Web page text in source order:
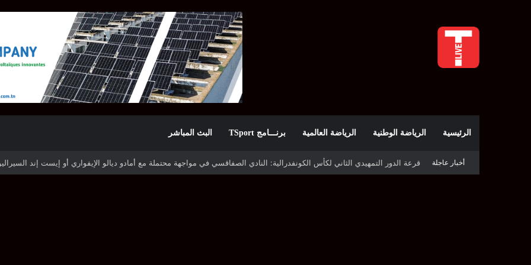
الرئيسية الرياضة الوطنية الرياضة العالمية برنـــامج TSport البث المباشر
أخبار عاجلة قرعة كأس الكونفدرالية: النادي الصفاقسي يواجه شوتينغ ستارز النيجيري وترجي جرجيس يصطدم بديامبارس السنغالي